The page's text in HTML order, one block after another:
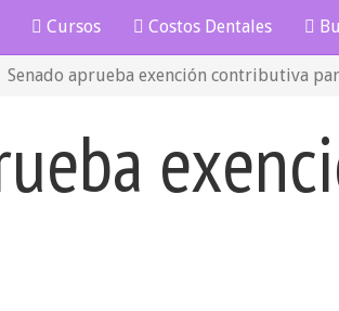
Cursos Costos Dentales
Senado aprueba exención contributiva